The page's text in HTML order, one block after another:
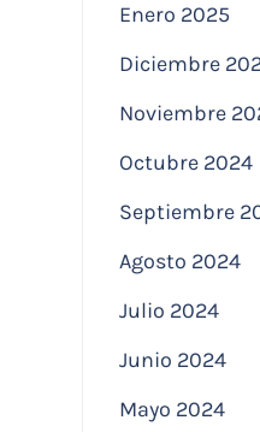
Enero 2025
Diciembre
Noviembre
Octubre 2024
Septiembre
Agosto 2024
Julio 2024
Junio 2024
Mayo 2024